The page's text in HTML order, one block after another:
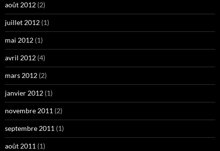
août 2012 (2)
juillet 2012 (1)
mai 2012 (1)
avril 2012 (4)
mars 2012 (2)
janvier 2012 (1)
novembre 2011 (2)
septembre 2011 (1)
août 2011 (1)